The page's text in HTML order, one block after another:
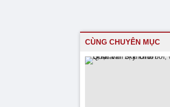
CÙNG CHUYÊN MỤC